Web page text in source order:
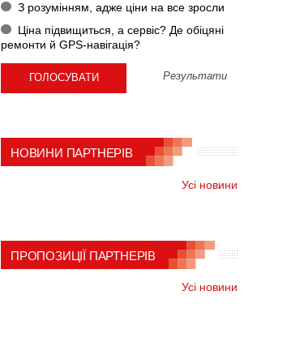
З розумінням, адже ціни на все зросли
Ціна підвищиться, а сервіс? Де обіцяні
ремонти й GPS-навігація?
Результати
НОВИНИ ПАРТНЕРІВ
Усі новини
ПРОПОЗИЦІЇ ПАРТНЕРІВ
Усі новини